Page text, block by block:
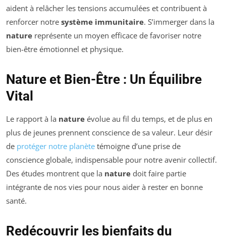
aident à relâcher les tensions accumulées et contribuent à
renforcer notre système immunitaire. S’immerger dans la
nature représente un moyen efficace de favoriser notre
bien-être émotionnel et physique.
Nature et Bien-Être : Un Équilibre
Vital
Le rapport à la nature évolue au fil du temps, et de plus en
plus de jeunes prennent conscience de sa valeur. Leur désir
de protéger notre planète témoigne d’une prise de
conscience globale, indispensable pour notre avenir collectif.
Des études montrent que la nature doit faire partie
intégrante de nos vies pour nous aider à rester en bonne
santé.
Redécouvrir les bienfaits du